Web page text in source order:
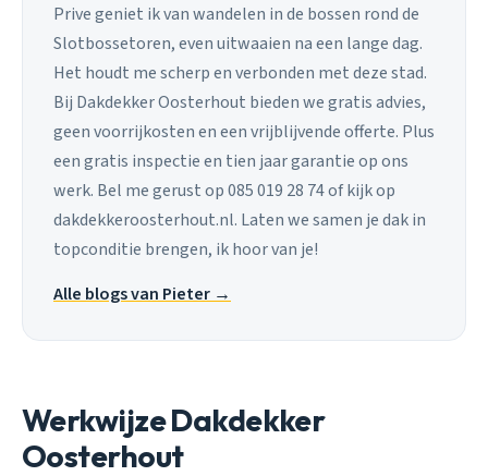
Prive geniet ik van wandelen in de bossen rond de
Slotbossetoren, even uitwaaien na een lange dag.
Het houdt me scherp en verbonden met deze stad.
Bij Dakdekker Oosterhout bieden we gratis advies,
geen voorrijkosten en een vrijblijvende offerte. Plus
een gratis inspectie en tien jaar garantie op ons
werk. Bel me gerust op 085 019 28 74 of kijk op
dakdekkeroosterhout.nl. Laten we samen je dak in
topconditie brengen, ik hoor van je!
Alle blogs van Pieter →
Werkwijze Dakdekker
Oosterhout